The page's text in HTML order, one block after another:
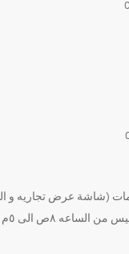
(شاشة عرض تجاريه و
الساعه ٨ص الى ٥م